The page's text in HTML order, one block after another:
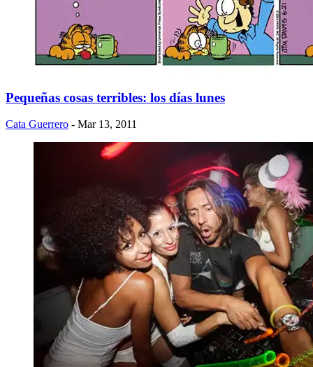
Pequeñas cosas terribles: los días lunes
Cata Guerrero - Mar 13, 2011